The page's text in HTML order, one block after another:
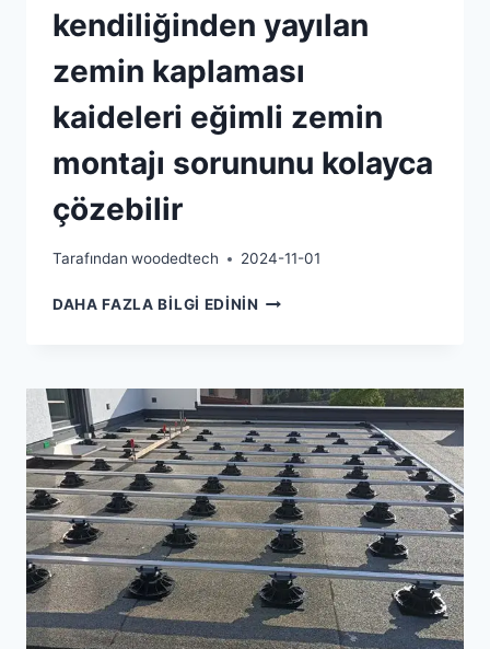
kendiliğinden yayılan
zemin kaplaması
kaideleri eğimli zemin
montajı sorununu kolayca
çözebilir
Tarafından woodedtech 2024-11-01
DAHA FAZLA BILGI EDININ AYARLANABILIR
KAPLAMASI
KAIDELERI
EĞIMLI
ZEMIN
MONTAJI
SORUNUNU
KOLAYCA
ÇÖZEBILIR